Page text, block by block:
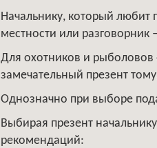
Начальнику, который любит
местности или разговорник
Для охотников и рыболовов
замечательный презент
Однозначно при выборе
Выбирая презент
рекомендаций: